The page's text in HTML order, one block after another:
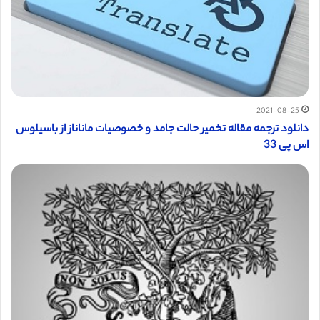
2021-08-25
دانلود ترجمه مقاله تخمیر حالت جامد و خصوصیات ماناناز از باسیلوس
اس پی 33